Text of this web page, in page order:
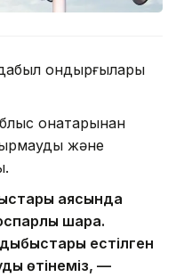
қондырғылары
қонақтарынан
және
аясында
шара.
естілген
өтінеміз, —